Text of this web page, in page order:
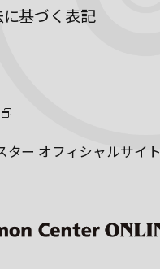
基づく表記
ター オフィシャルサイト